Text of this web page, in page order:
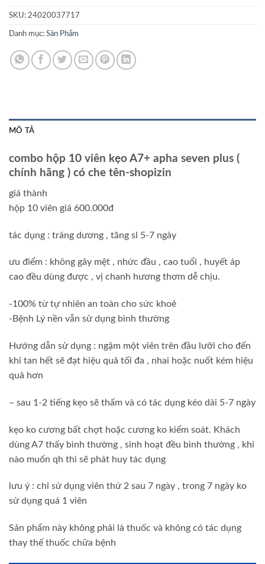
SKU: 24020037717
Danh mục: Sản Phẩm
MÔ TẢ
combo hộp 10 viên kẹo A7+ apha seven plus (
chính hãng ) có che tên-shopizin
giá thành
hộp 10 viên giá 600.000đ
tác dụng : tráng dương , tăng sl 5-7 ngày
ưu điểm : không gây mệt , nhức đầu , cao tuổi , huyết áp
cao đều dùng được , vị chanh hương thơm dễ chịu.
-100% từ tự nhiên an toàn cho sức khoẻ
-Bệnh Lý nền vẫn sử dụng bình thường
Hướng dẫn sử dụng : ngậm một viên trên đầu lưỡi cho đến
khi tan hết sẽ đạt hiệu quả tối đa , nhai hoặc nuốt kém hiệu
quả hơn
– sau 1-2 tiếng kẹo sẽ thấm và có tác dụng kéo dài 5-7 ngày
kẹo ko cương bất chợt hoặc cương ko kiểm soát. Khách
dùng A7 thấy bình thường , sinh hoạt đều bình thường , khi
nào muốn qh thì sẽ phát huy tác dụng
lưu ý : chỉ sử dụng viên thứ 2 sau 7 ngày , trong 7 ngày ko
sử dụng quá 1 viên
Sản phẩm này không phải là thuốc và không có tác dụng
thay thế thuốc chữa bệnh